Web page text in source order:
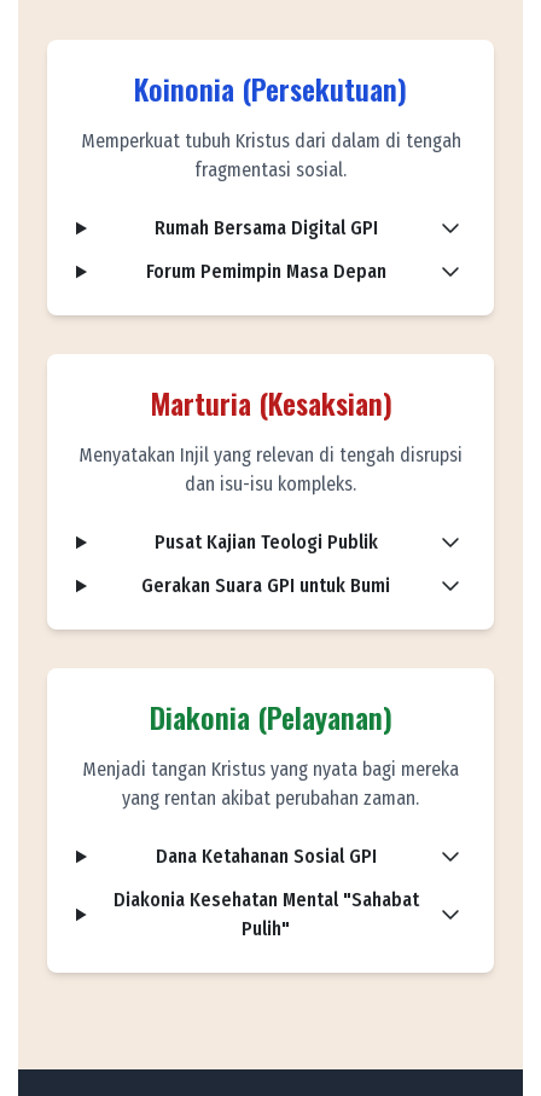
Koinonia (Persekutuan)
Memperkuat tubuh Kristus dari dalam di tengah
fragmentasi sosial.
Rumah Bersama Digital GPI
Forum Pemimpin Masa Depan
Marturia (Kesaksian)
Menyatakan Injil yang relevan di tengah disrupsi
dan isu-isu kompleks.
Pusat Kajian Teologi Publik
Gerakan Suara GPI untuk Bumi
Diakonia (Pelayanan)
Menjadi tangan Kristus yang nyata bagi mereka
yang rentan akibat perubahan zaman.
Dana Ketahanan Sosial GPI
Diakonia Kesehatan Mental "Sahabat
Pulih"